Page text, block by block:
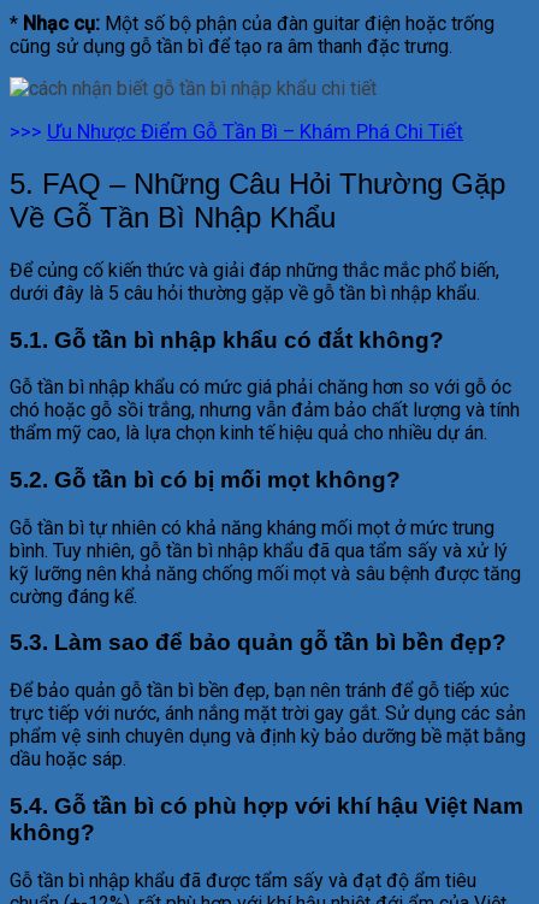
* Nhạc cụ: Một số bộ phận của đàn guitar điện hoặc trống
cũng sử dụng gỗ tần bì để tạo ra âm thanh đặc trưng.
>>> Ưu Nhược Điểm Gỗ Tần Bì – Khám Phá Chi Tiết
5. FAQ – Những Câu Hỏi Thường Gặp
Về Gỗ Tần Bì Nhập Khẩu
Để củng cố kiến thức và giải đáp những thắc mắc phổ biến,
dưới đây là 5 câu hỏi thường gặp về gỗ tần bì nhập khẩu.
5.1. Gỗ tần bì nhập khẩu có đắt không?
Gỗ tần bì nhập khẩu có mức giá phải chăng hơn so với gỗ óc
chó hoặc gỗ sồi trắng, nhưng vẫn đảm bảo chất lượng và tính
thẩm mỹ cao, là lựa chọn kinh tế hiệu quả cho nhiều dự án.
5.2. Gỗ tần bì có bị mối mọt không?
Gỗ tần bì tự nhiên có khả năng kháng mối mọt ở mức trung
bình. Tuy nhiên, gỗ tần bì nhập khẩu đã qua tẩm sấy và xử lý
kỹ lưỡng nên khả năng chống mối mọt và sâu bệnh được tăng
cường đáng kể.
5.3. Làm sao để bảo quản gỗ tần bì bền đẹp?
Để bảo quản gỗ tần bì bền đẹp, bạn nên tránh để gỗ tiếp xúc
trực tiếp với nước, ánh nắng mặt trời gay gắt. Sử dụng các sản
phẩm vệ sinh chuyên dụng và định kỳ bảo dưỡng bề mặt bằng
dầu hoặc sáp.
5.4. Gỗ tần bì có phù hợp với khí hậu Việt Nam
không?
Gỗ tần bì nhập khẩu đã được tẩm sấy và đạt độ ẩm tiêu